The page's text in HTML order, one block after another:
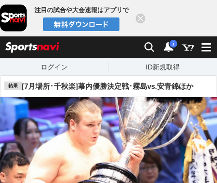
注目の試合や大会速報はアプリで
検索
通知数：
i
ログイン ID新規取得
[7月場所･千秋楽]幕内優勝決定戦･霧島vs.安青錦ほか